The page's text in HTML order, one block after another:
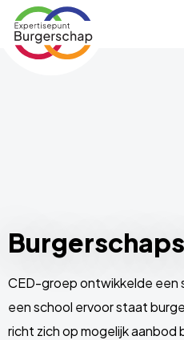
Expertisepunt
Burgerschap
CED-groep ontwikkelde een
een school ervoor staat
richt zich op mogelijk aanbod